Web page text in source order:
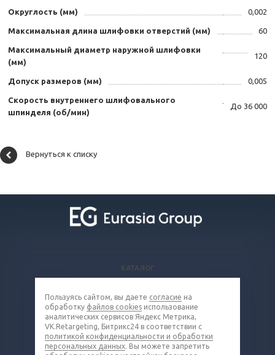
Округлость (мм) 0,002
Максимальная длина шлифовки отверстий (мм) 60
Максимальный диаметр наружной шлифовки
(мм)
120
Допуск размеров (мм) 0,005
Скорость внутреннего шлифовального
шпинделя (об/мин)
До 36 000
Вернуться к списку
КАТАЛОГ
КОМПАНИЯ
КОНТАКТЫ
8 (800) 302-16-85
Пользуясь сайтом, вы даете согласие на
обработку файлов cookies использование
аналитических сервисов Яндекс Метрика,
VK.Retargeting, Битрикс24 в соответствии с
политикой конфиденциальности и обработки
персональных данных. Вы можете запретить